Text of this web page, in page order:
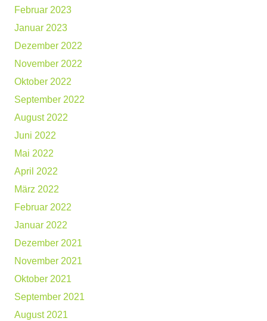
Februar 2023
Januar 2023
Dezember 2022
November 2022
Oktober 2022
September 2022
August 2022
Juni 2022
Mai 2022
April 2022
März 2022
Februar 2022
Januar 2022
Dezember 2021
November 2021
Oktober 2021
September 2021
August 2021